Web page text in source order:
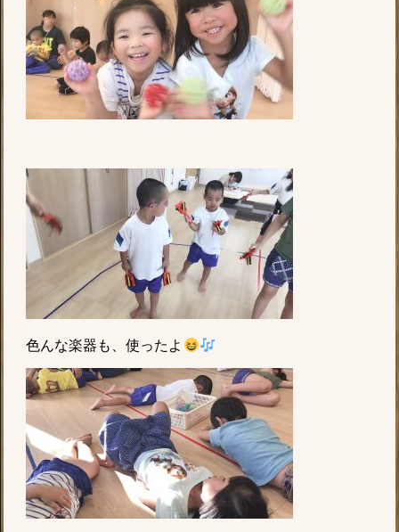
色んな楽器も、使ったよ